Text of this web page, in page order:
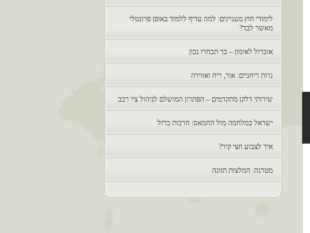
לימודי חוץ מעניינים: למה עדיף ללמוד באופן פרונטלי
מאשר לבד?
אוברול לאימון – כך תבחרו נכון
נרות ריחניים: אור, ריח ואווירה
שירותי דלקן מתקדמים – הפתרון המושלם לניהול ציי רכב
ישראל במלחמה מול החמאס: חרבות ברזל
איך לצבוע חצי קיר?
מטרנה: המלצות תזונה